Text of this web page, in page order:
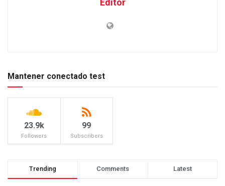
Editor
Mantener conectado test
23.9k
Followers
99
Subscribers
Trending Comments Latest